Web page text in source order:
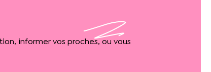
informer vos proches, ou vous